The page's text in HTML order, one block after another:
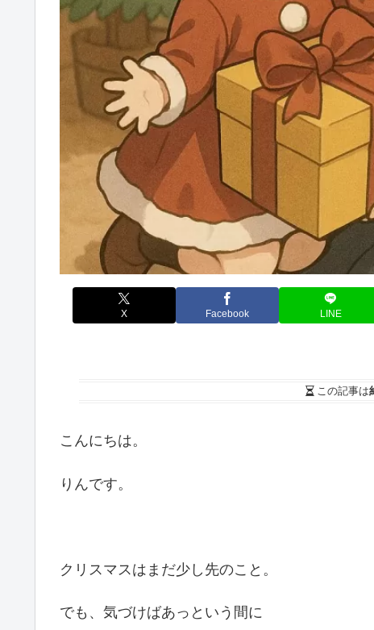
X Facebook LINE
この記事は
こんにちは。
りんです。
クリスマスはまだ少し先のこと。
でも、気づけばあっという間に